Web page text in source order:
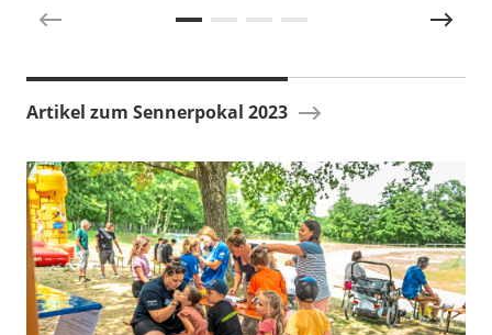
Artikel zum Sennerpokal 2023